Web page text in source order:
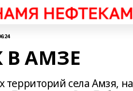
В АМЗЕ
села Амзя,